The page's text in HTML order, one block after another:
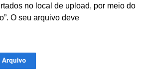
no local de upload, por meio do
”. O seu arquivo deve